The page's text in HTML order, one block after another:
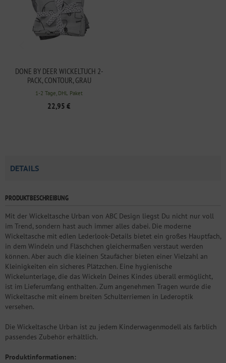
DONE BY DEER WICKELTUCH 2-
PACK, CONTOUR, GRAU
1-2 Tage, DHL Paket
22,95 €
DETAILS
PRODUKTBESCHREIBUNG
Mit der Wickeltasche Urban von ABC Design liegst Du nicht nur voll
im Trend, sondern hast auch immer alles dabei. Die moderne
Wickeltasche mit edlen Lederlook-Details bietet ein großes Hauptfach,
in dem Windeln und Fläschchen gleichermaßen verstaut werden
können. Aber auch die kleinen Staufächer bieten einer Vielzahl an
Kleinigkeiten ein sicheres Plätzchen. Eine hygienische
Wickelunterlage, die das Wickeln Deines Kindes überall ermöglicht,
ist im Lieferumfang enthalten. Zum angenehmen Tragen wurde die
Wickeltasche mit einem breiten Schulterriemen in Lederoptik
versehen.
Die Wickeltasche Urban ist zu jedem Kinderwagenmodell als farblich
passendes Zubehör erhältlich.
Produktinformationen: